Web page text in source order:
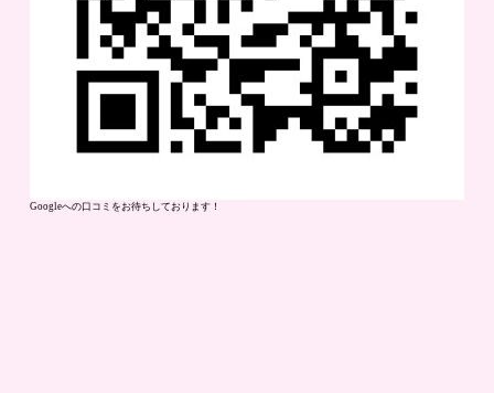
Googleへの口コミをお待ちしております！